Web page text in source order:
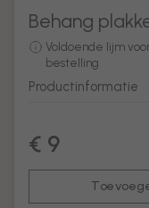
Behang
Voldoende lijm
bestelling
Productinformatie
€ 9